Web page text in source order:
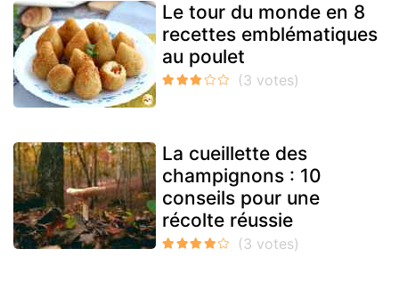
Le tour du monde en 8
recettes emblématiques
au poulet
La cueillette des
champignons : 10
conseils pour une
récolte réussie